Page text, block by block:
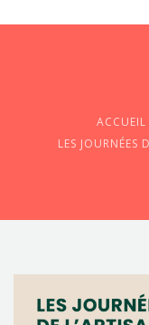
LES JOURNÉES 2026 ⌵
AGENDA
ACCUEIL
LES JOURNÉES